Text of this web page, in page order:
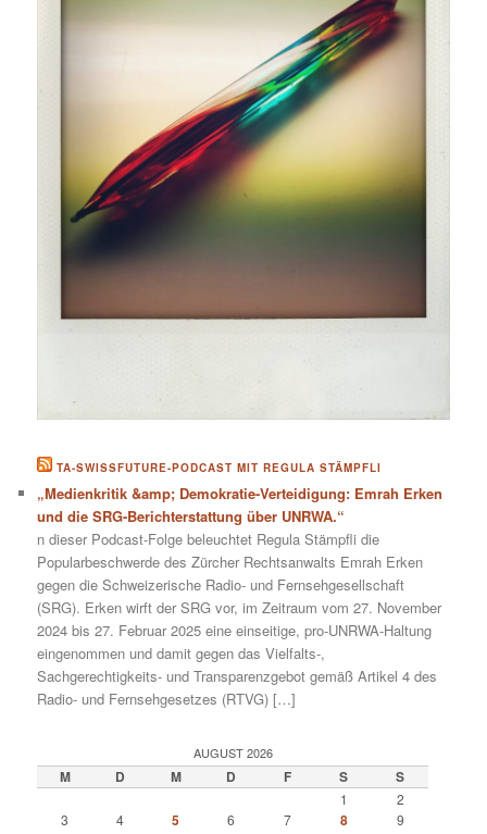
TA-SWISSFUTURE-PODCAST MIT REGULA STÄMPFLI
„Medienkritik &amp; Demokratie-Verteidigung: Emrah Erken
und die SRG-Berichterstattung über UNRWA.“
n dieser Podcast-Folge beleuchtet Regula Stämpfli die
Popularbeschwerde des Zürcher Rechtsanwalts Emrah Erken
gegen die Schweizerische Radio- und Fernsehgesellschaft
(SRG). Erken wirft der SRG vor, im Zeitraum vom 27. November
2024 bis 27. Februar 2025 eine einseitige, pro-UNRWA-Haltung
eingenommen und damit gegen das Vielfalts-,
Sachgerechtigkeits- und Transparenzgebot gemäß Artikel 4 des
Radio- und Fernsehgesetzes (RTVG) […]
AUGUST 2026
M D M D F S S
1
2
3
4 5 6 7 8
9